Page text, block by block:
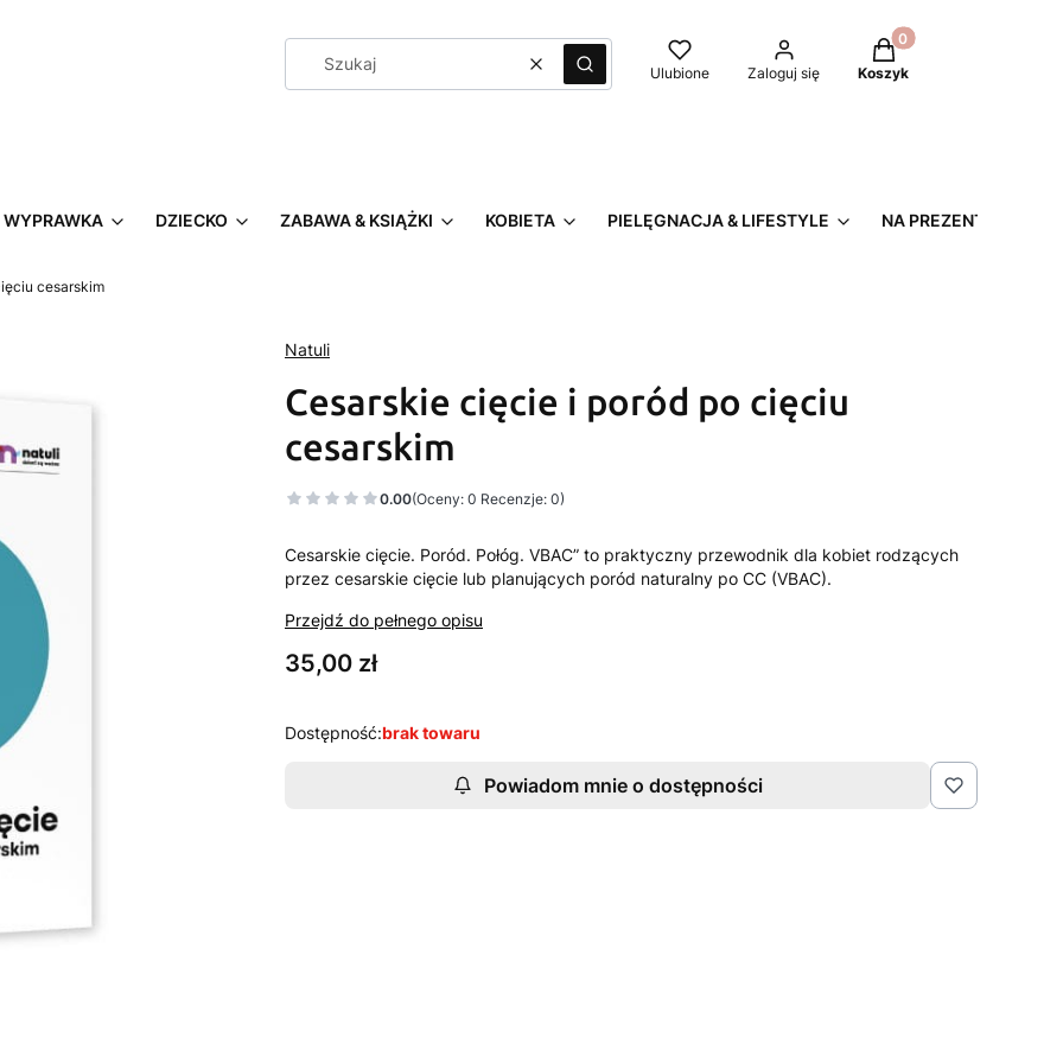
WyczyśćSzukaj Ulubione Zaloguj się
Produkty w koszyku:
Koszyk
WYPRAWKA DZIECKO ZABAWA & KSIĄŻKI KOBIETA PIELĘGNACJA & LIFESTYLE NA PREZENT
cesarskim
Natuli
Cesarskie cięcie i poród po cięciu
cesarskim
0.00(Oceny: 0 Recenzje: 0)
Cesarskie cięcie. Poród. Połóg. VBAC” to praktyczny przewodnik dla kobiet rodzących
przez cesarskie cięcie lub planujących poród naturalny po CC (VBAC).
Przejdź do pełnego opisu
Cena
35,00 zł
Dostępność:brak towaru
Powiadom mnie o dostępności